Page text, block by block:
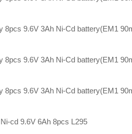
8pcs 9.6V 3Ah Ni-Cd battery(EM1
8pcs 9.6V 3Ah Ni-Cd battery(EM1
8pcs 9.6V 3Ah Ni-Cd battery(EM1
cd 9.6V 6Ah 8pcs L295